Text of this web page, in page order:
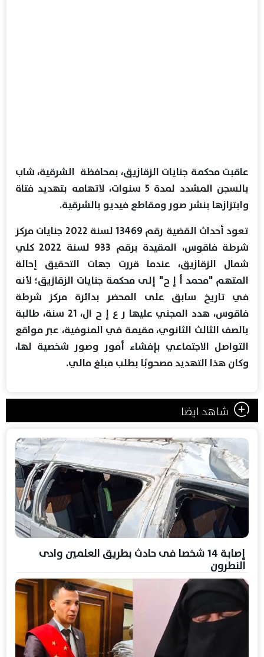
عاقبت محكمة جنايات الزقازيق، بمحافظة الشرقية، شاب
بالسجن المشدد لمدة 5 سنوات، لاتهامه بتهديد فتاة
وابتزازها بنشر صور ومقاطع فيديو بالشرقية.
تعود أحداث القضية رقم 13469 لسنة 2022 جنايات مركز
شرطة فاقوس، المقيدة برقم 933 لسنة 2022 كلي
شمال الزقازيق، عندما قررت جهات التحقيق إحالة
المتهم "محمد أ إ ح" إلى محكمة جنايات الزقازيق؛ لأنه
في تاريخ سابق على المحضر بدائرة مركز شرطة
فاقوس، هدد المجني عليها ر ع إ ح ال، 21 سنة، طالبة
بالصف الثالث الثانوي، مقيمة في المنوفية، عبر مواقع
التواصل الاجتماعي بإفشاء أمور وصور شخصية لها،
وكان هذا التهديد مصحوبًا بطلب مبلغ مالي.
شاهد ايضا
إصابة 14 شخصا فى حادث بطريق العلمين وادى
النطرون